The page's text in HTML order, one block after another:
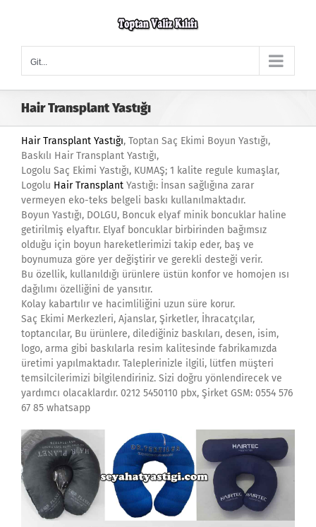
Git...
Hair Transplant Yastığı
Hair Transplant Yastığı, Toptan Saç Ekimi Boyun Yastığı,
Baskılı Hair Transplant Yastığı,
Logolu Saç Ekimi Yastığı, KUMAŞ; 1 kalite regule kumaşlar,
Logolu Hair Transplant Yastığı: İnsan sağlığına zarar
vermeyen eko-teks belgeli baskı kullanılmaktadır.
Boyun Yastığı, DOLGU, Boncuk elyaf minik boncuklar haline
getirilmiş elyaftır. Elyaf boncuklar birbirinden bağımsız
olduğu için boyun hareketlerimizi takip eder, baş ve
boynumuza göre yer değiştirir ve gerekli desteği verir.
Bu özellik, kullanıldığı ürünlere üstün konfor ve homojen ısı
dağılımı özelliğini de yansıtır.
Kolay kabartılır ve hacimliliğini uzun süre korur.
Saç Ekimi Merkezleri, Ajanslar, Şirketler, İhracatçılar,
toptancılar, Bu ürünlere, dilediğiniz baskıları, desen, isim,
logo, arma gibi baskılarla resim kalitesinde fabrikamızda
üretimi yapılmaktadır. Taleplerinizle ilgili, lütfen müşteri
temsilcilerimizi bilgilendiriniz. Sizi doğru yönlendirecek ve
yardımcı olacaklardır. 0212 5450110 pbx, Şirket GSM: 0554 576
67 85 whatsapp